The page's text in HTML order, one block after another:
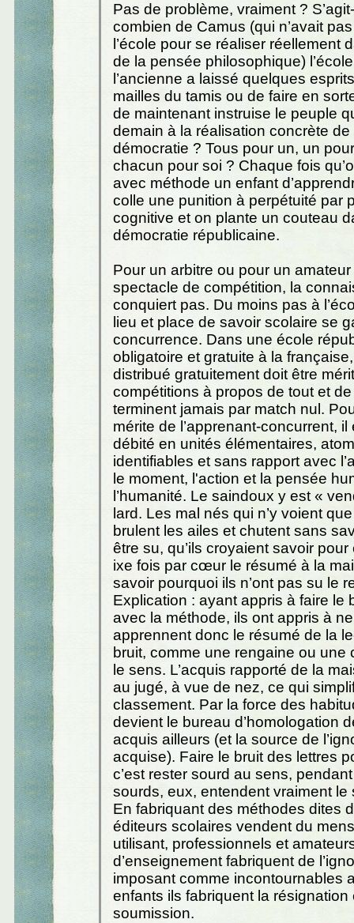
Pas de problème, vraiment ?
combien de Camus (qui n’avait
l’école pour se réaliser réellement
de la pensée philosophique)
l’ancienne a laissé quelques
mailles du tamis ou de faire en
de maintenant instruise le peuple
demain à la réalisation concrète de
démocratie ? Tous pour un, un
chacun pour soi ? Chaque fois
avec méthode un enfant
colle une punition à perpétuité par
cognitive et on plante un couteau
démocratie républicaine.
Pour un arbitre ou pour un
spectacle de compétition, la
conquiert pas. Du moins pas à
lieu et place de savoir scolaire se
concurrence. Dans une école
obligatoire et gratuite à la
distribué gratuitement doit être
compétitions à propos de tout et
terminent jamais par match nul.
mérite de l’apprenant-concurrent,
débité en unités élémentaires,
identifiables et sans rapport avec
le moment, l'action et la pensée
l’humanité. Le saindoux y est «
lard. Les mal nés qui n’y voient
brulent les ailes et chutent sans
être su, qu’ils croyaient savoir
ixe fois par cœur le résumé à la
savoir pourquoi ils n’ont pas su le
Explication : ayant appris à faire le
avec la méthode, ils ont appris à
apprennent donc le résumé de la
bruit, comme une rengaine ou une
le sens. L’acquis rapporté de la
au jugé, à vue de nez, ce qui
classement. Par la force des
devient le bureau d’homologation
acquis ailleurs (et la source de
acquise). Faire le bruit des lettres
c’est rester sourd au sens,
sourds, eux, entendent vraiment le
En fabriquant des méthodes dites
éditeurs scolaires vendent du
utilisant, professionnels et
d’enseignement fabriquent de
imposant comme incontournables
enfants ils fabriquent la résignation
soumission.